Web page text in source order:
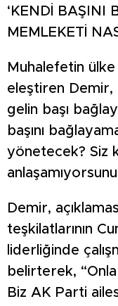
‘KENDİ BAŞINI
MEMLEKETİ
Muhalefetin
eleştiren Demir,
gelin başı
başını
yönetecek? Siz
Demir,
teşkilatlarının
liderliğinde
belirterek,
Biz AK Parti